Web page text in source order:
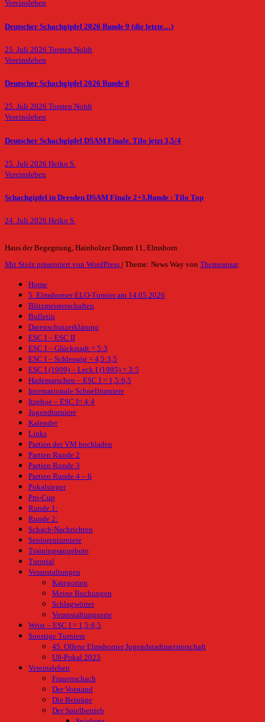
Vereinsleben
Deutscher Schachgipfel 2026 Runde 9 (die letzte…)
25. Juli 2026 Torsten Noldt
Vereinsleben
Deutscher Schachgipfel 2026 Runde 8
25. Juli 2026 Torsten Noldt
Vereinsleben
Deutscher Schachgipfel DSAM Finale. Tilo jetzt 3,5/4
25. Juli 2026 Heiko S.
Vereinsleben
Schachgipfel in Dresden DSAM Finale 2+3.Runde : Tilo Top
24. Juli 2026 Heiko S.
Haus der Begegnung, Hainholzer Damm 11, Elmshorn
Mit Stolz präsentiert von WordPress
Theme: News Way von Themeansar.
Home
5. Elmshorner ELO-Turnier am 14.05.2026
Blitzmeisterschaften
Bulletin
Datenschutzerklärung
ESC I – ESC II
ESC I – Glückstadt = 5:3
ESC I – Schleswig = 4,5:3,5
ESC I (1909) – Leck I (1995) = 3:5
Hademarschen – ESC I = 1,5:6,5
Internationale Schnellturniere
Itzehoe – ESC I= 4:4
Jugendturniere
Kalender
Links
Partien der VM hochladen
Partien Runde 2
Partien Runde 3
Partien Runde 4 – 6
Pokalsieger
Pro-Cup
Runde 1:
Runde 2:
Schach-Nachrichten
Seniorenturniere
Trainingsangebote
Tutorial
Veranstaltungen
Kategorien
Meine Buchungen
Schlagwörter
Veranstaltungsorte
Wrist – ESC I = 1,5:6,5
Sonstige Turniere
45. Offene Elmshorner Jugendstadtmeisterschaft
U8-Pokal 2023
Vereinsleben
Frauenschach
Der Vorstand
Die Beiträge
Der Spielbetrieb